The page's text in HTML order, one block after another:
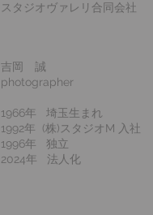
スタジオヴァレリ合同会社
吉岡 誠
photographer
1966年 埼玉生まれ
​1992年 (株)スタジオM 入社
1996年 独立
2024年 法人化